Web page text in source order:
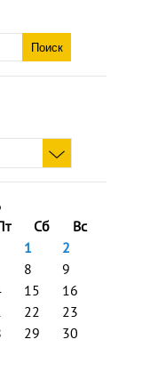
Сб
Вс
1
2
8
9
15
16
22
23
29
30